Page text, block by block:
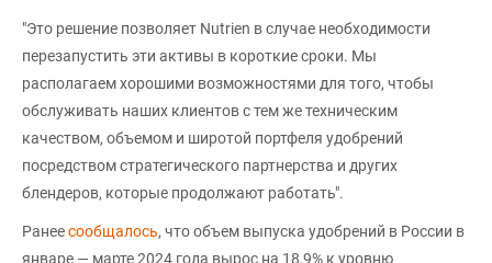
"Это решение позволяет Nutrien в случае необходимости
перезапустить эти активы в короткие сроки. Мы
располагаем хорошими возможностями для того, чтобы
обслуживать наших клиентов с тем же техническим
качеством, объемом и широтой портфеля удобрений
посредством стратегического партнерства и других
блендеров, которые продолжают работать".
Ранеесообщалось, что объем выпуска удобрений в России в
январе — марте 2024 года вырос на 18,9% к уровню